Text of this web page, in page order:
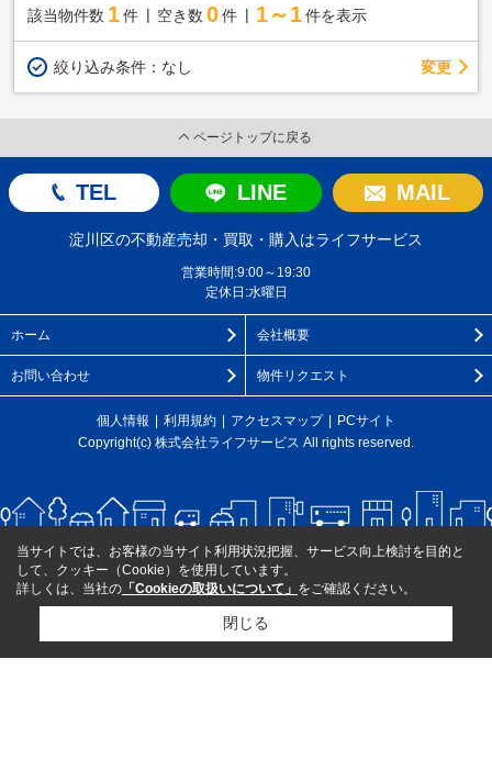
該当物件数 1件 空き数 0 件 1～1 件を表示
絞り込み条件： なし 変更
ページトップに戻る
TEL LINE MAIL
淀川区の不動産売却・買取・購入はライフサービス
営業時間:9:00～19:30
定休日:水曜日
ホーム 会社概要
お問い合わせ 物件リクエスト
個人情報 利用規約 アクセスマップ
PCサイト
Copyright(c) 株式会社ライフサービス All rights reserved.
当サイトでは、お客様の当サイト利用状況把握、サービス向上検討を目的と
して、クッキー（Cookie）を使用しています。
詳しくは、当社の 「Cookieの取扱いについて」 をご確認ください。
閉じる